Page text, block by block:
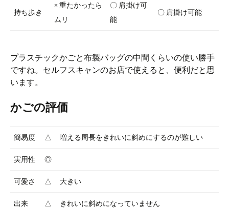
持ち歩き
× 重たかったら
ムリ
〇 肩掛け可
能
〇 肩掛け可能
プラスチックかごと布製バッグの中間くらいの使い勝手
ですね。セルフスキャンのお店で使えると、便利だと思
います。
かごの評価
簡易度 △ 増える周長をきれいに斜めにするのが難しい
実用性 ◎
可愛さ △ 大きい
出来 △ きれいに斜めになっていません